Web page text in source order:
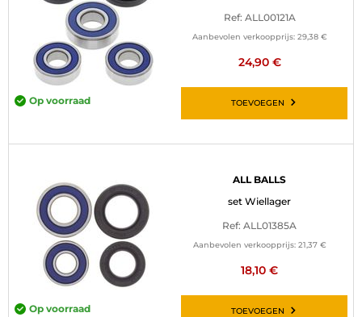
Ref: ALL00121A
Aanbevolen verkoopprijs: 29,38 €
24,90 €
Op voorraad TOEVOEGEN
ALL BALLS
set Wiellager
Ref: ALL01385A
Aanbevolen verkoopprijs: 21,37 €
18,10 €
Op voorraad TOEVOEGEN